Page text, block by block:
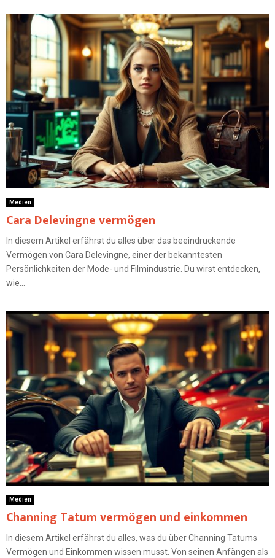
Medien
Cara Delevingne vermögen
In diesem Artikel erfährst du alles über das beeindruckende
Vermögen von Cara Delevingne, einer der bekanntesten
Persönlichkeiten der Mode- und Filmindustrie. Du wirst entdecken,
wie...
Medien
Channing Tatum vermögen und einkommen
In diesem Artikel erfährst du alles, was du über Channing Tatums
Vermögen und Einkommen wissen musst. Von seinen Anfängen als